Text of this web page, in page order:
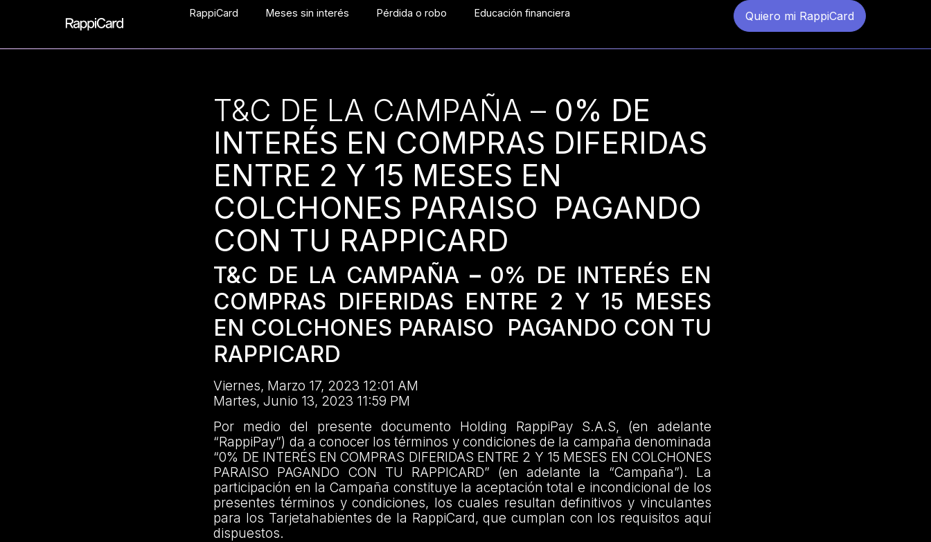
RappiCard Meses sin interés Pérdida o robo Educación financiera Quiero mi RappiCard
T&C DE LA CAMPAÑA – 0% DE
INTERÉS EN COMPRAS DIFERIDAS
ENTRE 2 Y 15 MESES EN
COLCHONES PARAISO PAGANDO
CON TU RAPPICARD
T&C DE LA CAMPAÑA – 0% DE INTERÉS EN
COMPRAS DIFERIDAS ENTRE 2 Y 15 MESES
EN COLCHONES PARAISO PAGANDO CON TU
RAPPICARD
Viernes, Marzo 17, 2023 12:01 AM
Martes, Junio 13, 2023 11:59 PM
Por medio del presente documento Holding RappiPay S.A.S, (en adelante
“RappiPay”) da a conocer los términos y condiciones de la campaña denominada
“0% DE INTERÉS EN COMPRAS DIFERIDAS ENTRE 2 Y 15 MESES EN COLCHONES
PARAISO PAGANDO CON TU RAPPICARD” (en adelante la “Campaña”). La
participación en la Campaña constituye la aceptación total e incondicional de los
presentes términos y condiciones, los cuales resultan definitivos y vinculantes
para los Tarjetahabientes de la RappiCard, que cumplan con los requisitos aquí
dispuestos.